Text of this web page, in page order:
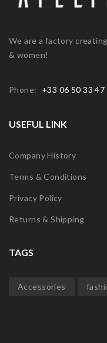
We are a factory
& women!
Phone: +33 06 50 33 47
USEFUL LINK
Company History
Terms & Conditions
Privacy Policy
Returns & Shipping
TAGS
Accessories